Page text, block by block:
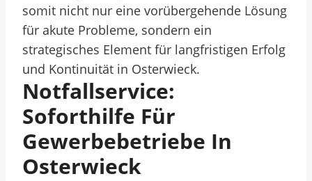
somit nicht nur eine vorübergehende Lösung
für akute Probleme, sondern ein
strategisches Element für langfristigen Erfolg
und Kontinuität in Osterwieck.
Notfallservice:
Soforthilfe Für
Gewerbebetriebe In
Osterwieck